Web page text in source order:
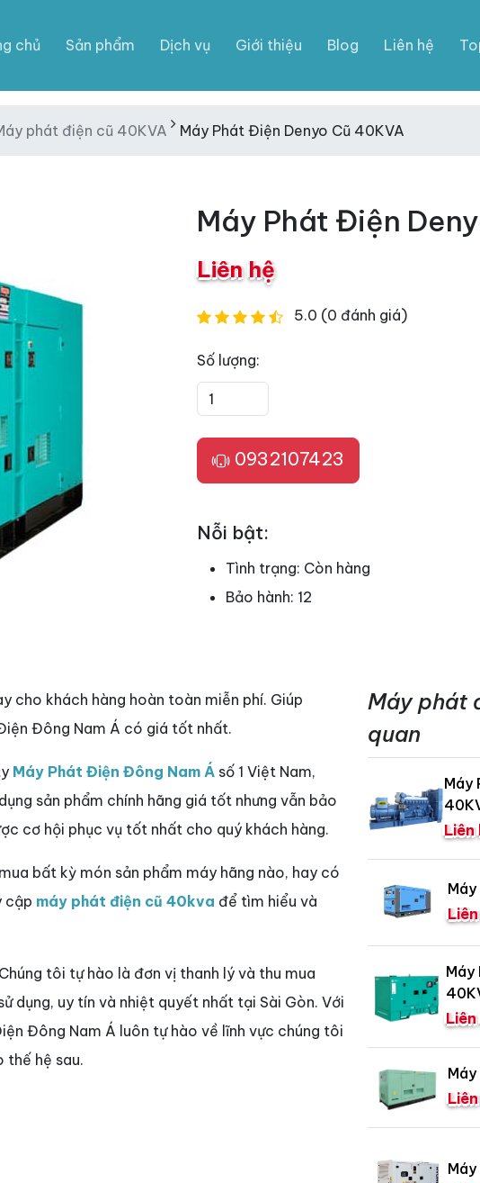
chủ Sản phẩm Dịch vụ Giới thiệu Blog Liên hệ
phát điện cũ 40KVA Máy Phát Điện Denyo Cũ 40KVA
Máy Phát Điện
Liên hệ
5.0 (0 đánh giá)
Số lượng:
0932107423
Nỗi bật:
Tình trạng: Còn hàng
Bảo hành: 12
cho khách hàng hoàn toàn miễn phí. Giúp
Đông Nam Á có giá tốt nhất.
Máy Phát Điện Đông Nam Á số 1 Việt Nam,
sản phẩm chính hãng giá tốt nhưng vẫn bảo
cơ hội phục vụ tốt nhất cho quý khách hàng.
bất kỳ món sản phẩm máy hãng nào, hay có
cập máy phát điện cũ 40kva để tìm hiểu và
tôi tự hào là đơn vị thanh lý và thu mua
dụng, uy tín và nhiệt quyết nhất tại Sài Gòn. Với
Đông Nam Á luôn tự hào về lĩnh vực chúng tôi
thế hệ sau.
Máy phát
quan
Máy
Liên
Máy
Liên